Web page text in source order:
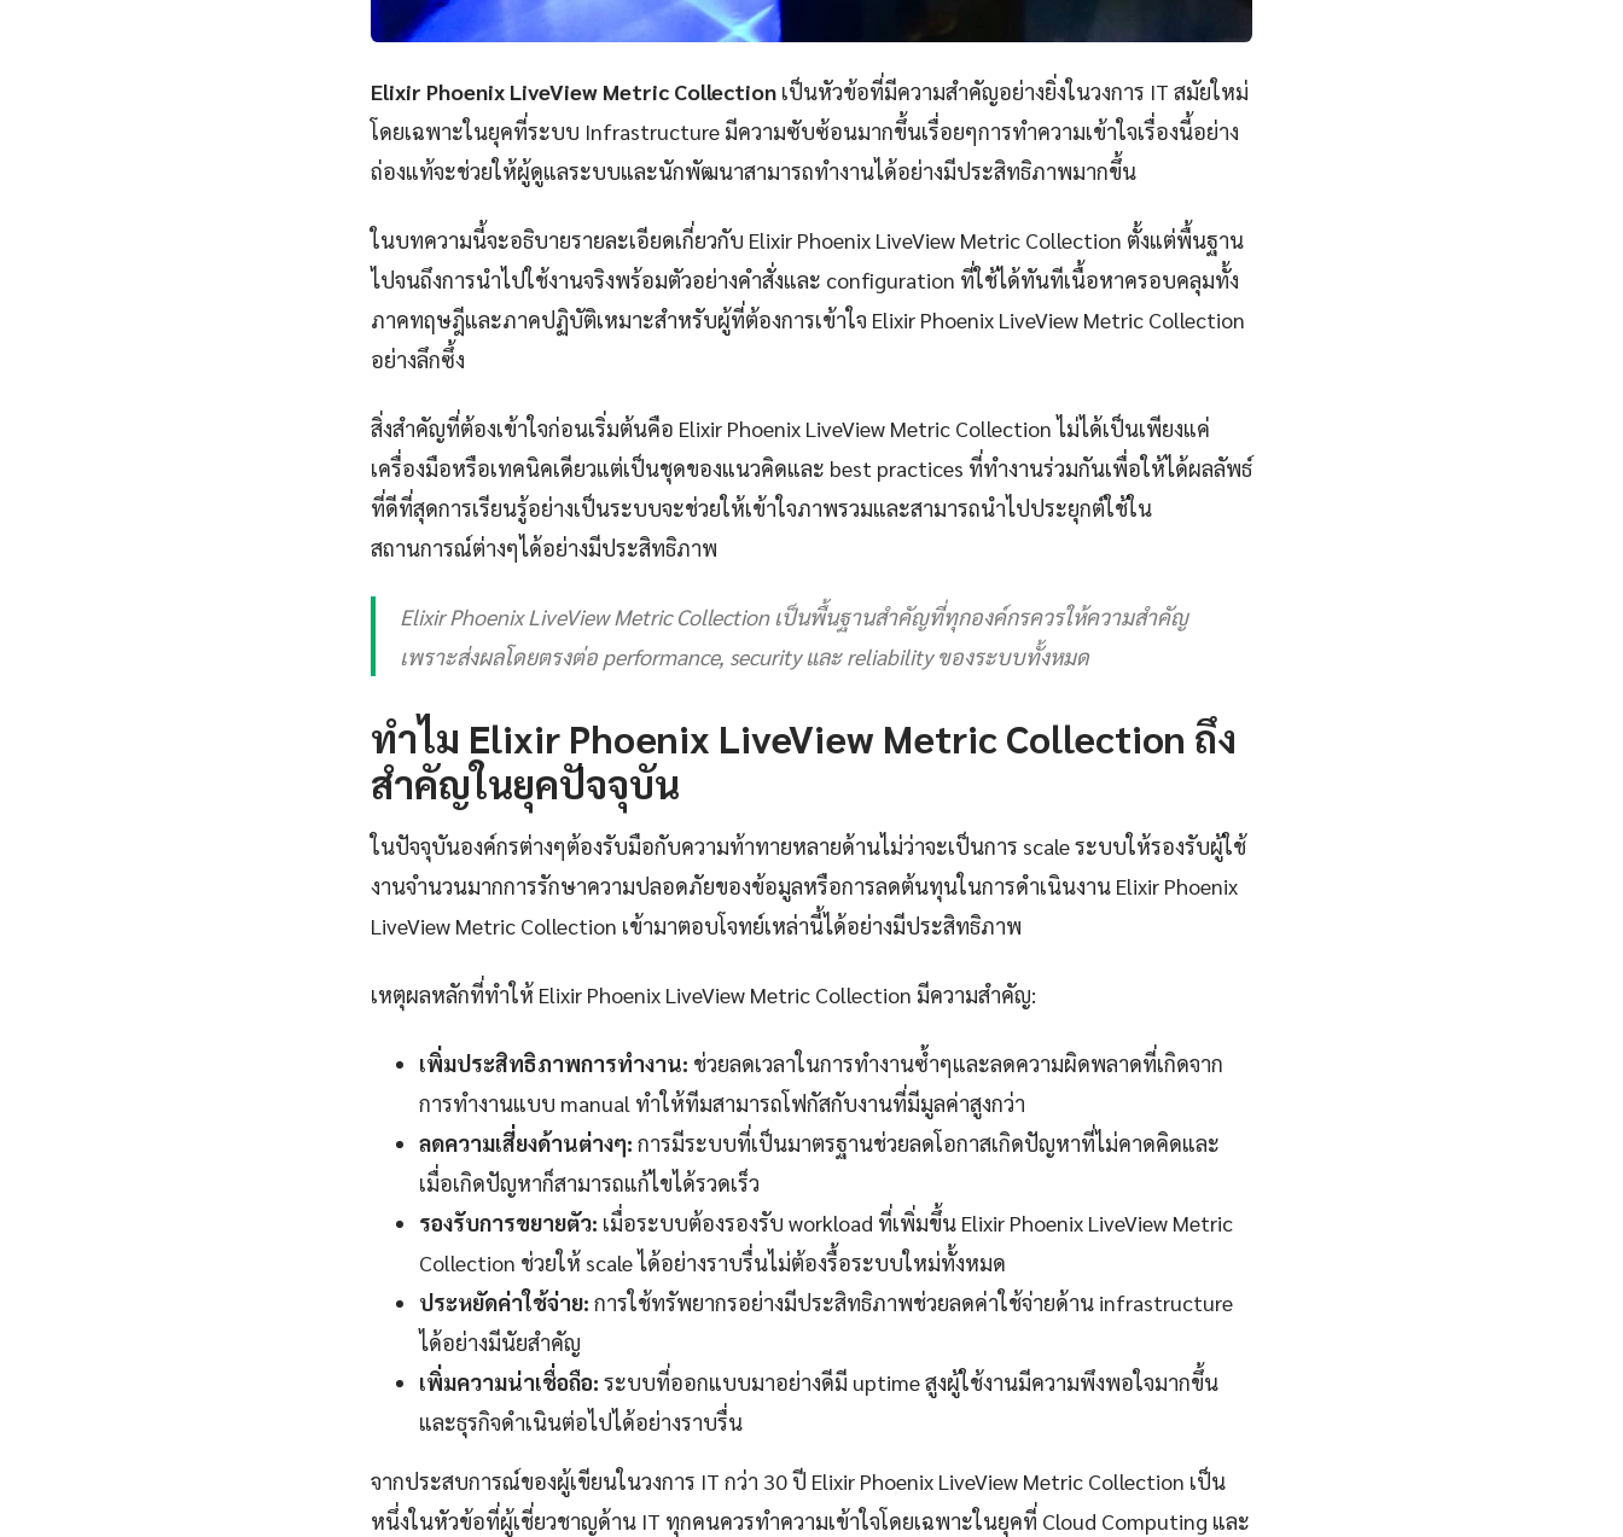
Elixir Phoenix LiveView Metric Collection เป็นหัวข้อที่มีความสำคัญอย่างยิ่งในวงการ IT สมัยใหม่
โดยเฉพาะในยุคที่ระบบ Infrastructure มีความซับซ้อนมากขึ้นเรื่อยๆการทำความเข้าใจเรื่องนี้อย่าง
ถ่องแท้จะช่วยให้ผู้ดูแลระบบและนักพัฒนาสามารถทำงานได้อย่างมีประสิทธิภาพมากขึ้น
ในบทความนี้จะอธิบายรายละเอียดเกี่ยวกับ Elixir Phoenix LiveView Metric Collection ตั้งแต่พื้นฐาน
ไปจนถึงการนำไปใช้งานจริงพร้อมตัวอย่างคำสั่งและ configuration ที่ใช้ได้ทันทีเนื้อหาครอบคลุมทั้ง
ภาคทฤษฎีและภาคปฏิบัติเหมาะสำหรับผู้ที่ต้องการเข้าใจ Elixir Phoenix LiveView Metric Collection
อย่างลึกซึ้ง
สิ่งสำคัญที่ต้องเข้าใจก่อนเริ่มต้นคือ Elixir Phoenix LiveView Metric Collection ไม่ได้เป็นเพียงแค่
เครื่องมือหรือเทคนิคเดียวแต่เป็นชุดของแนวคิดและ best practices ที่ทำงานร่วมกันเพื่อให้ได้ผลลัพธ์
ที่ดีที่สุดการเรียนรู้อย่างเป็นระบบจะช่วยให้เข้าใจภาพรวมและสามารถนำไปประยุกต์ใช้ใน
สถานการณ์ต่างๆได้อย่างมีประสิทธิภาพ
Elixir Phoenix LiveView Metric Collection เป็นพื้นฐานสำคัญที่ทุกองค์กรควรให้ความสำคัญ
เพราะส่งผลโดยตรงต่อ performance, security และ reliability ของระบบทั้งหมด
ทำไม Elixir Phoenix LiveView Metric Collection ถึง
สำคัญในยุคปัจจุบัน
ในปัจจุบันองค์กรต่างๆต้องรับมือกับความท้าทายหลายด้านไม่ว่าจะเป็นการ scale ระบบให้รองรับผู้ใช้
งานจำนวนมากการรักษาความปลอดภัยของข้อมูลหรือการลดต้นทุนในการดำเนินงาน Elixir Phoenix
LiveView Metric Collection เข้ามาตอบโจทย์เหล่านี้ได้อย่างมีประสิทธิภาพ
เหตุผลหลักที่ทำให้ Elixir Phoenix LiveView Metric Collection มีความสำคัญ:
เพิ่มประสิทธิภาพการทำงาน: ช่วยลดเวลาในการทำงานซ้ำๆและลดความผิดพลาดที่เกิดจาก
การทำงานแบบ manual ทำให้ทีมสามารถโฟกัสกับงานที่มีมูลค่าสูงกว่า
ลดความเสี่ยงด้านต่างๆ: การมีระบบที่เป็นมาตรฐานช่วยลดโอกาสเกิดปัญหาที่ไม่คาดคิดและ
เมื่อเกิดปัญหาก็สามารถแก้ไขได้รวดเร็ว
รองรับการขยายตัว: เมื่อระบบต้องรองรับ workload ที่เพิ่มขึ้น Elixir Phoenix LiveView Metric
Collection ช่วยให้ scale ได้อย่างราบรื่นไม่ต้องรื้อระบบใหม่ทั้งหมด
ประหยัดค่าใช้จ่าย: การใช้ทรัพยากรอย่างมีประสิทธิภาพช่วยลดค่าใช้จ่ายด้าน infrastructure
ได้อย่างมีนัยสำคัญ
เพิ่มความน่าเชื่อถือ: ระบบที่ออกแบบมาอย่างดีมี uptime สูงผู้ใช้งานมีความพึงพอใจมากขึ้น
และธุรกิจดำเนินต่อไปได้อย่างราบรื่น
จากประสบการณ์ของผู้เขียนในวงการ IT กว่า 30 ปี Elixir Phoenix LiveView Metric Collection เป็น
หนึ่งในหัวข้อที่ผู้เชี่ยวชาญด้าน IT ทุกคนควรทำความเข้าใจโดยเฉพาะในยุคที่ Cloud Computing และ